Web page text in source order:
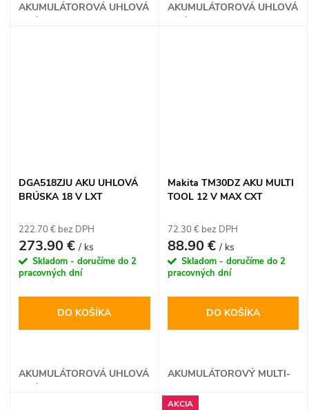
AKUMULÁTOROVÁ UHLOVÁ
AKUMULÁTOROVÁ UHLOVÁ
DGA518ZJU AKU UHLOVÁ
BRÚSKA 18 V LXT
222.70 € bez DPH
273.90 €/ ks
Skladom - doručíme do 2
pracovných dní
DO KOŠÍKA
AKUMULÁTOROVÁ UHLOVÁ
Makita TM30DZ AKU MULTI
TOOL 12 V MAX CXT
72.30 € bez DPH
88.90 €/ ks
Skladom - doručíme do 2
pracovných dní
DO KOŠÍKA
AKUMULÁTOROVÝ MULTI-
AKCIA